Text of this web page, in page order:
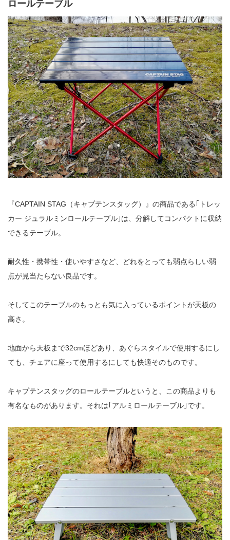
ロールテーブル
『CAPTAIN STAG（キャプテンスタッグ）』の商品である｢トレッ
カー ジュラルミンロールテーブル｣は、分解してコンパクトに収納
できるテーブル。
耐久性・携帯性・使いやすさなど、どれをとっても弱点らしい弱
点が見当たらない良品です。
そしてこのテーブルのもっとも気に入っているポイントが天板の
高さ。
地面から天板まで32cmほどあり、あぐらスタイルで使用するにし
ても、チェアに座って使用するにしても快適そのものです。
キャプテンスタッグのロールテーブルというと、この商品よりも
有名なものがあります。それは｢アルミロールテーブル｣です。